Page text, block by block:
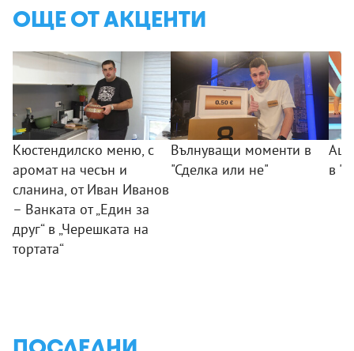
ОЩЕ ОТ АКЦЕНТИ
Кюстендилско меню, с
аромат на чесън и
сланина, от Иван Иванов
– Ванката от „Един за
друг“ в „Черешката на
тортата“
Вълнуващи моменти в
"Сделка или не"
в